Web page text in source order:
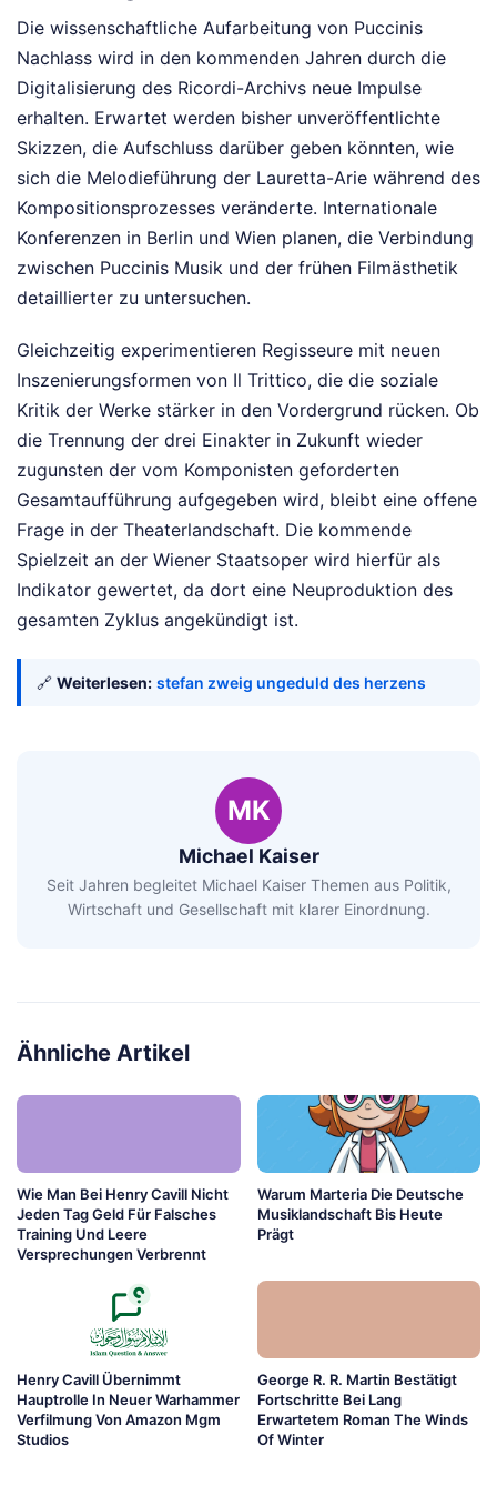
Die wissenschaftliche Aufarbeitung von Puccinis
Nachlass wird in den kommenden Jahren durch die
Digitalisierung des Ricordi-Archivs neue Impulse
erhalten. Erwartet werden bisher unveröffentlichte
Skizzen, die Aufschluss darüber geben könnten, wie
sich die Melodieführung der Lauretta-Arie während des
Kompositionsprozesses veränderte. Internationale
Konferenzen in Berlin und Wien planen, die Verbindung
zwischen Puccinis Musik und der frühen Filmästhetik
detaillierter zu untersuchen.
Gleichzeitig experimentieren Regisseure mit neuen
Inszenierungsformen von Il Trittico, die die soziale
Kritik der Werke stärker in den Vordergrund rücken. Ob
die Trennung der drei Einakter in Zukunft wieder
zugunsten der vom Komponisten geforderten
Gesamtaufführung aufgegeben wird, bleibt eine offene
Frage in der Theaterlandschaft. Die kommende
Spielzeit an der Wiener Staatsoper wird hierfür als
Indikator gewertet, da dort eine Neuproduktion des
gesamten Zyklus angekündigt ist.
🔗 Weiterlesen: stefan zweig ungeduld des herzens
MK
Michael Kaiser
Seit Jahren begleitet Michael Kaiser Themen aus Politik,
Wirtschaft und Gesellschaft mit klarer Einordnung.
Ähnliche Artikel
Wie Man Bei Henry Cavill Nicht
Jeden Tag Geld Für Falsches
Training Und Leere
Versprechungen Verbrennt
Warum Marteria Die Deutsche
Musiklandschaft Bis Heute
Prägt
Henry Cavill Übernimmt
Hauptrolle In Neuer Warhammer
Verfilmung Von Amazon Mgm
Studios
George R. R. Martin Bestätigt
Fortschritte Bei Lang
Erwartetem Roman The Winds
Of Winter